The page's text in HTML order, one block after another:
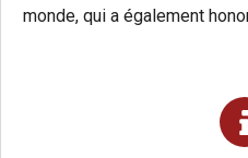
monde, qui a également